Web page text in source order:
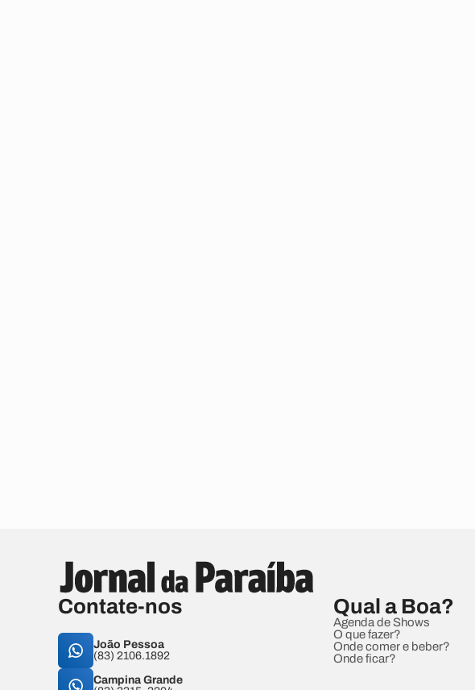
Contate-nos
João Pessoa
(83) 2106.1892
Campina Grande
Qual a Boa?
Agenda de Shows
O que fazer?
Onde comer e beber?
Onde ficar?